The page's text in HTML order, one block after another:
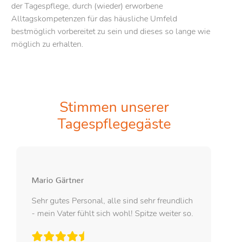
der Tagespflege, durch (wieder) erworbene
Alltagskompetenzen für das häusliche Umfeld
bestmöglich vorbereitet zu sein und dieses so lange wie
möglich zu erhalten.
Stimmen unserer
Tagespflegegäste
Mario Gärtner
Sehr gutes Personal, alle sind sehr freundlich
- mein Vater fühlt sich wohl! Spitze weiter so.